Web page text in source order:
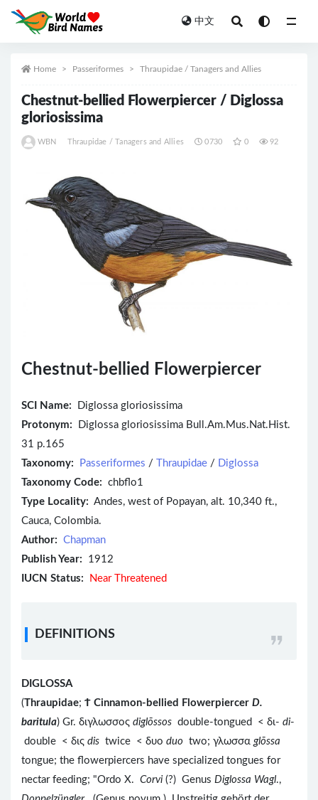
中文
Home Passeriformes Thraupidae / Tanagers and Allies
Chestnut-bellied Flowerpiercer / Diglossa
gloriosissima
WBN Thraupidae / Tanagers and Allies 0730 0 92
Chestnut-bellied Flowerpiercer
SCI Name:
Diglossa gloriosissima
Protonym: Diglossa gloriosissima Bull.Am.Mus.Nat.Hist.
31 p.165
Taxonomy:
Passeriformes / Thraupidae / Diglossa
Taxonomy Code: chbflo1
Type Locality: Andes, west of Popayan, alt. 10,340 ft.,
Cauca, Colombia.
Author: Chapman
Publish Year: 1912
IUCN Status:
Near Threatened
DEFINITIONS
DIGLOSSA
(Thraupidae; Ϯ Cinnamon-bellied Flowerpiercer D.
baritula) Gr. διγλωσσος diglōssos double-tongued < δι- di-
double < δις dis twice < δυο duo two; γλωσσα glōssa
tongue; the flowerpiercers have specialized tongues for
nectar feeding; "Ordo X. Corvi (?) Genus Diglossa Wagl.,